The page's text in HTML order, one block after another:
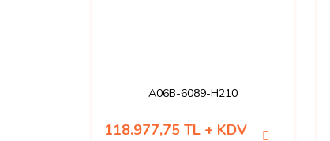
A06B-6089-H210
118.977,75 TL + KDV